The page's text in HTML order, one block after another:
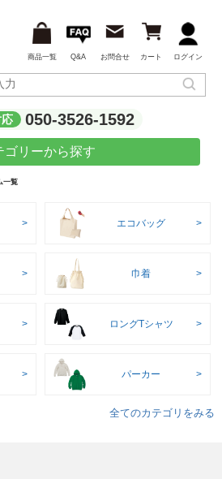
商品一覧 Q&A お問合せ カート ログイン
050-3526-1592
ゴリーから探す
一覧
エコバッグ
巾着
ロングTシャツ
パーカー
全てのカテゴリをみる